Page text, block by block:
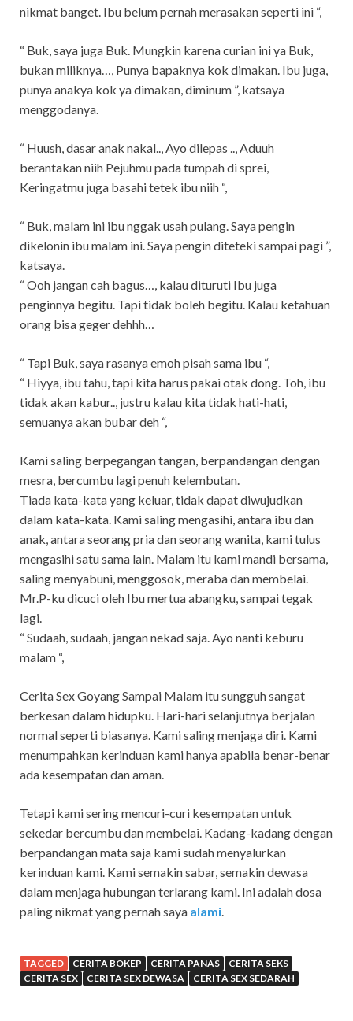
nikmat banget. Ibu belum pernah merasakan seperti ini “,
“ Buk, saya juga Buk. Mungkin karena curian ini ya Buk,
bukan miliknya…, Punya bapaknya kok dimakan. Ibu juga,
punya anakya kok ya dimakan, diminum ”, katsaya
menggodanya.
“ Huush, dasar anak nakal.., Ayo dilepas .., Aduuh
berantakan niih Pejuhmu pada tumpah di sprei,
Keringatmu juga basahi tetek ibu niih “,
“ Buk, malam ini ibu nggak usah pulang. Saya pengin
dikelonin ibu malam ini. Saya pengin diteteki sampai pagi ”,
katsaya.
“ Ooh jangan cah bagus…, kalau dituruti Ibu juga
penginnya begitu. Tapi tidak boleh begitu. Kalau ketahuan
orang bisa geger dehhh…
“ Tapi Buk, saya rasanya emoh pisah sama ibu “,
“ Hiyya, ibu tahu, tapi kita harus pakai otak dong. Toh, ibu
tidak akan kabur.., justru kalau kita tidak hati-hati,
semuanya akan bubar deh “,
Kami saling berpegangan tangan, berpandangan dengan
mesra, bercumbu lagi penuh kelembutan.
Tiada kata-kata yang keluar, tidak dapat diwujudkan
dalam kata-kata. Kami saling mengasihi, antara ibu dan
anak, antara seorang pria dan seorang wanita, kami tulus
mengasihi satu sama lain. Malam itu kami mandi bersama,
saling menyabuni, menggosok, meraba dan membelai.
Mr.P-ku dicuci oleh Ibu mertua abangku, sampai tegak
lagi.
“ Sudaah, sudaah, jangan nekad saja. Ayo nanti keburu
malam “,
Cerita Sex Goyang Sampai Malam itu sungguh sangat
berkesan dalam hidupku. Hari-hari selanjutnya berjalan
normal seperti biasanya. Kami saling menjaga diri. Kami
menumpahkan kerinduan kami hanya apabila benar-benar
ada kesempatan dan aman.
Tetapi kami sering mencuri-curi kesempatan untuk
sekedar bercumbu dan membelai. Kadang-kadang dengan
berpandangan mata saja kami sudah menyalurkan
kerinduan kami. Kami semakin sabar, semakin dewasa
dalam menjaga hubungan terlarang kami. Ini adalah dosa
paling nikmat yang pernah saya alami
TAGGED CERITA BOKEP CERITA PANAS
CERITA SEKS
CERITA SEX
CERITA SEX DEWASA CERITA SEX SEDARAH